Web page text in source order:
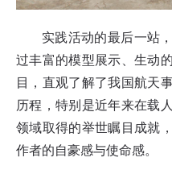
实践活动的最后一站
过丰富的模型展示、生动
目，直观了解了我国航天
历程，特别是近年来在载
领域取得的举世瞩目成就
作者的自豪感与使命感。